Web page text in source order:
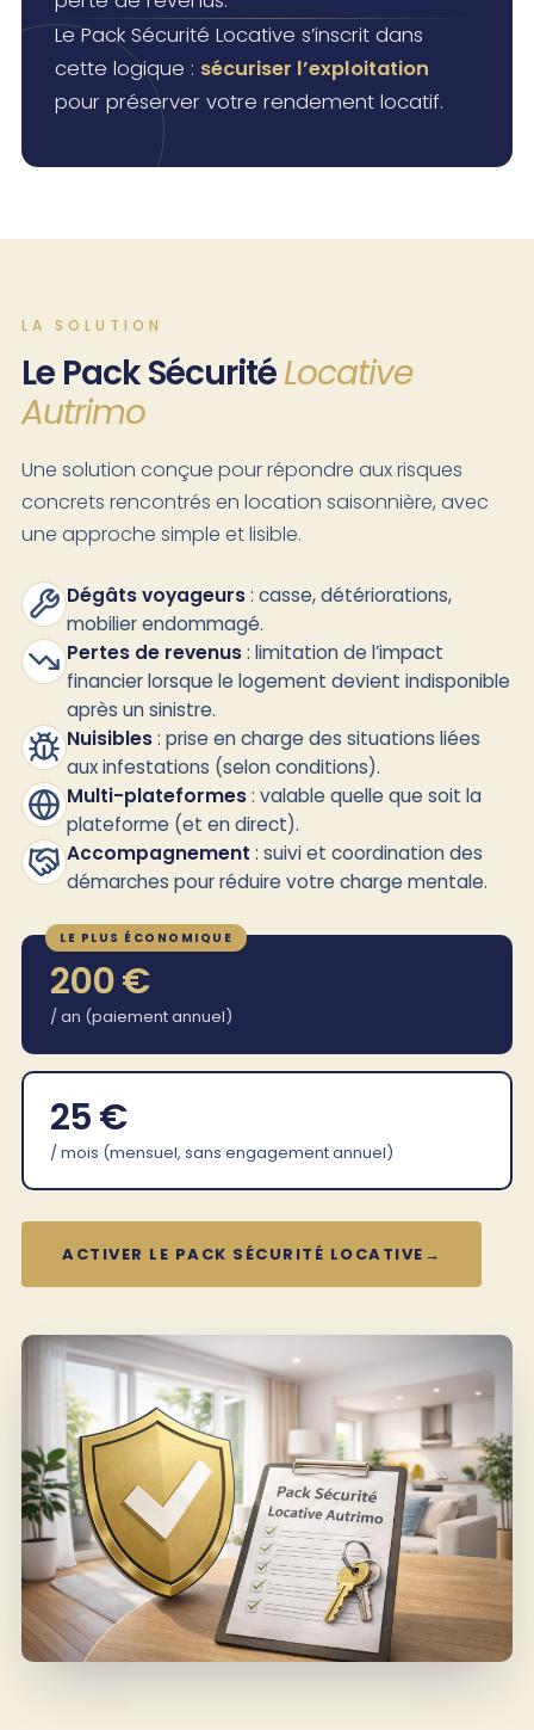
Le Pack Sécurité Locative s’inscrit dans
cette logique : sécuriser l’exploitation
pour préserver votre rendement locatif.
LA SOLUTION
Le Pack SécuritéLocative
Autrimo
Une solution conçue pour répondre aux risques
concrets rencontrés en location saisonnière, avec
une approche simple et lisible.
Dégâts voyageurs: casse, détériorations,
mobilier endommagé.
Pertes de revenus: limitation de l’impact
financier lorsque le logement devient indisponible
après un sinistre.
Nuisibles: prise en charge des situations liées
aux infestations (selon conditions).
Multi-plateformes: valable quelle que soit la
plateforme (et en direct).
Accompagnement : suivi et coordination des
démarches pour réduire votre charge mentale.
LE PLUS ÉCONOMIQUE
200 €
/ an (paiement annuel)
25 €
/ mois (mensuel, sans engagement annuel)
ACTIVER LE PACK SÉCURITÉ LOCATIVE →